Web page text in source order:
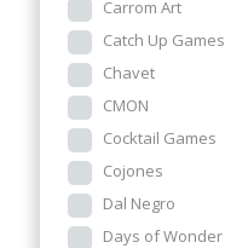
Carrom Art
Catch Up Games
Chavet
CMON
Cocktail Games
Cojones
Dal Negro
Days of Wonder